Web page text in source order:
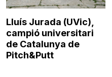
Lluís Jurada (UVic),
campió universitari
de Catalunya de
Pitch&Putt